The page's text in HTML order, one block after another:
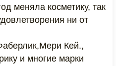
меняла косметику, так
ни от
Кей.,
и многие марки